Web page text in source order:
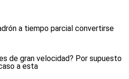
a tiempo parcial convertirse
de gran velocidad? Por supuesto
a esta